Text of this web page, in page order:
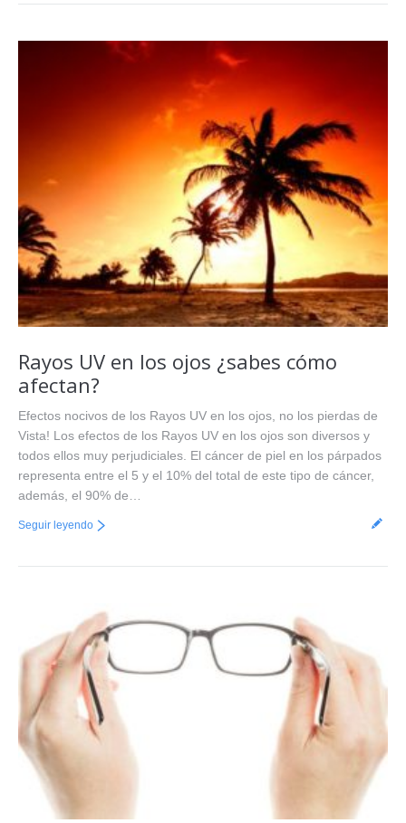
Rayos UV en los ojos ¿sabes cómo
afectan?
Efectos nocivos de los Rayos UV en los ojos, no los pierdas de
Vista! Los efectos de los Rayos UV en los ojos son diversos y
todos ellos muy perjudiciales. El cáncer de piel en los párpados
representa entre el 5 y el 10% del total de este tipo de cáncer,
además, el 90% de…
Seguir leyendo